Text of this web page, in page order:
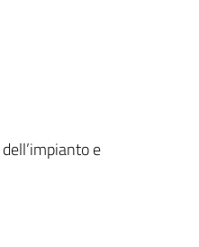
dell’impianto e